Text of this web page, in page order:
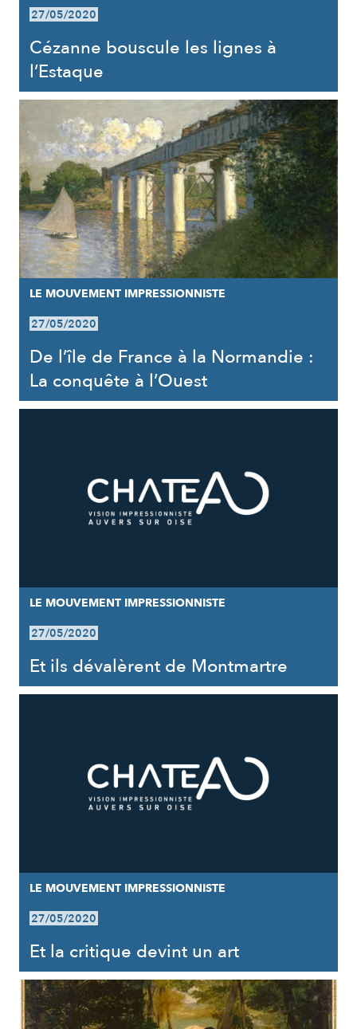
27/05/2020
Cézanne bouscule les lignes à
l’Estaque
LE MOUVEMENT IMPRESSIONNISTE
27/05/2020
De l’île de France à la Normandie :
La conquête à l’Ouest
LE MOUVEMENT IMPRESSIONNISTE
27/05/2020
Et ils dévalèrent de Montmartre
LE MOUVEMENT IMPRESSIONNISTE
27/05/2020
Et la critique devint un art